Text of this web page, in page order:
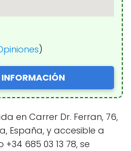
)
en Carrer Dr. Ferran, 76,
España, y accesible a
685 03 13 78, se